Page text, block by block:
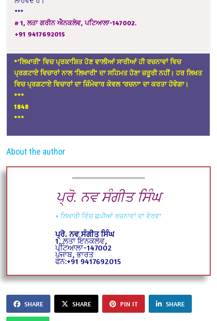
***
# 1, ਲਤਾ ਗਰੀਨ ਐਨਕਲੇਵ, ਪਟਿਆਲਾ-147002.
+91 9417692015
*’ਲਿਖਾਰੀ’ ਵਿਚ ਪ੍ਰਕਾਸ਼ਿਤ ਹੋਣ ਵਾਲੀਆਂ ਸਾਰੀਆਂ ਹੀ ਰਚਨਾਵਾਂ ਵਿਚ
ਪ੍ਰਗਟਾਏ ਵਿਚਾਰਾਂ ਨਾਲ ‘ਲਿਖਾਰੀ’ ਦਾ ਸਹਿਮਤ ਹੋਣਾ ਜ਼ਰੂਰੀ ਨਹੀਂ। ਹਰ ਲਿਖਤ
ਵਿਚ ਪ੍ਰਗਟਾਏ ਵਿਚਾਰਾਂ ਦਾ ਜ਼ਿੰਮੇਵਾਰ ਕੇਵਲ ‘ਰਚਨਾ’ ਦਾ ਕਰਤਾ ਹੋਵੇਗਾ।
***
1848
***
About the author
ਪ੍ਰੋ. ਨਵ ਸੰਗੀਤ ਸਿੰਘ
+ ਲਿਖਾਰੀ ਵਿੱਚ ਛਪੀਆਂ ਰਚਨਾਵਾਂ ਦਾ ਵੇਰਵਾ
ਪ੍ਰੋ. ਨਵ ਸੰਗੀਤ ਸਿੰਘ
1, ਲਤਾ ਇਨਕਲੇਵ,
ਪਟਿਆਲਾ-147002
ਪੰਜਾਬ, ਭਾਰਤ
ਫੋਨ:+91 9417692015
SHARE SHARE PIN IT SHARE